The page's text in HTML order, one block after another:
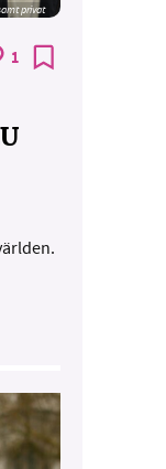
privat
1